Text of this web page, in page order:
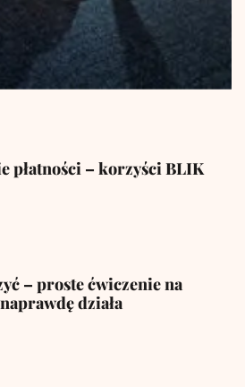
płatności – korzyści BLIK
– proste ćwiczenie na
działa